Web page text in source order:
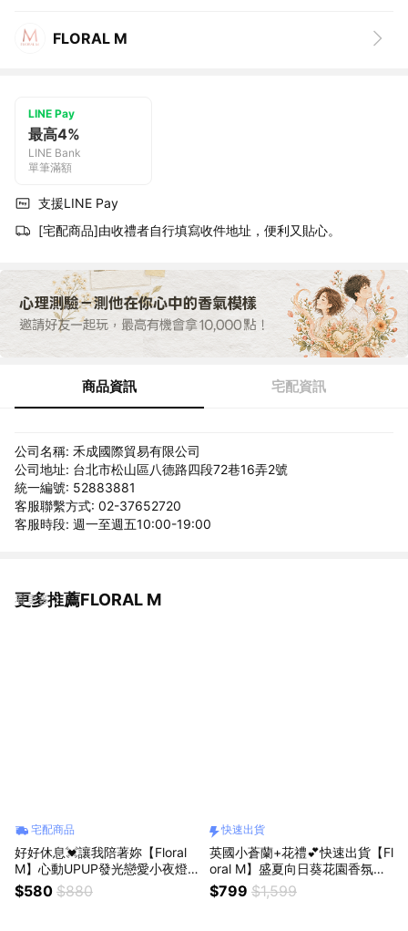
FLORAL M
LINE Pay
最高4%
LINE Bank
單筆滿額
支援LINE Pay
[宅配商品]由收禮者自行填寫收件地址，便利又貼心。
商品資訊 宅配資訊
公司名稱: 禾成國際貿易有限公司
公司地址: 台北市松山區八德路四段72巷16弄2號
統一編號: 52883881
客服聯繫方式: 02-37652720
客服時段: 週一至週五10:00-19:00
更多推薦FLORAL M
看更多
宅配商品
好好休息💓讓我陪著妳【Floral
M】心動UPUP發光戀愛小夜燈
獅子座生日禮物
$580 $880
快速出貨
英國小蒼蘭+花禮💕快速出貨【Fl
oral M】盛夏向日葵花園香氛擴
香花禮盒 獅子座生日禮物
$799 $1,599